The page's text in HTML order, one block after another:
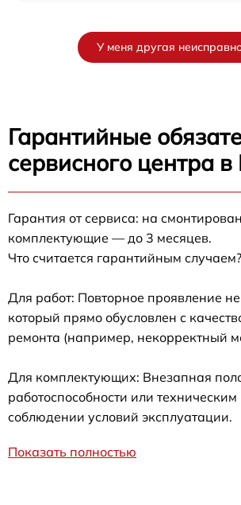
У меня другая
Гарантийные
сервисного центра
Гарантия от сервиса: на
комплектующие — до 3 месяцев.
Что считается гарантийным случаем?
Для работ: Повторное проявление
который прямо обусловлен с
ремонта (например, некорректный
Для комплектующих: Внезапная
работоспособности или
соблюдении условий эксплуатации.
Показать полностью